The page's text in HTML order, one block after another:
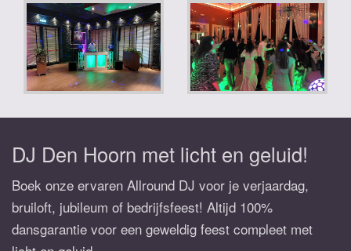
DJ Den Hoorn met licht en geluid!
Boek onze ervaren Allround DJ voor je verjaardag,
bruiloft, jubileum of bedrijfsfeest! Altijd 100%
dansgarantie voor een geweldig feest compleet met